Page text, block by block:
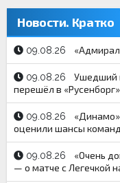
Новости. Кратко
09.08.26
09.08.26
Ушедший
перешёл в «Русенборг»
09.08.26
оценили шансы команд
09.08.26
«Очень
— о матче с Легечкой